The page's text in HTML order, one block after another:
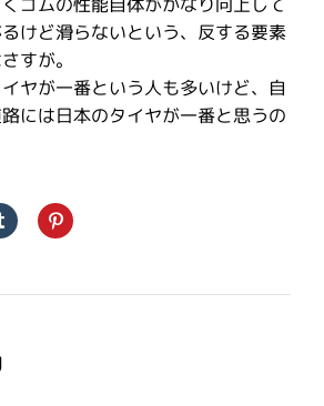
けど滑らないという、反する要素
すが。
ヤが一番という人も多いけど、自
には日本のタイヤが一番と思うの